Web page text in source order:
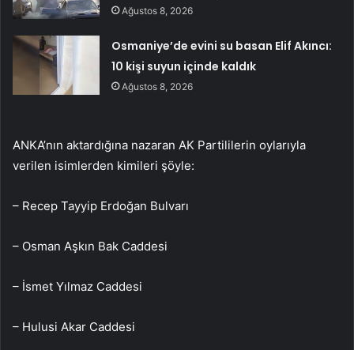
Ağustos 8, 2026
Osmaniye’de evini su basan Elif Akıncı:
10 kişi suyun içinde kaldık
Ağustos 8, 2026
ANKA’nın aktardığına nazaran AK Partililerin oylarıyla
verilen isimlerden kimileri şöyle:
– Recep Tayyip Erdoğan Bulvarı
– Osman Aşkın Bak Caddesi
– İsmet Yılmaz Caddesi
– Hulusi Akar Caddesi